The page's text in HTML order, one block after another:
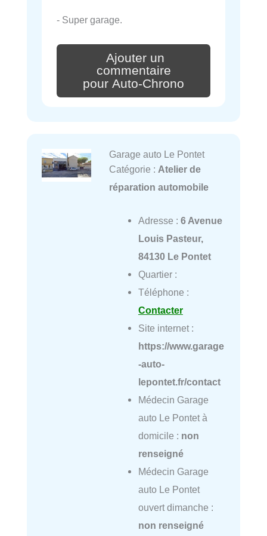
- Super garage.
Ajouter un
commentaire
pour Auto-Chrono
Garage auto Le Pontet
Catégorie : Atelier de
réparation automobile
Adresse : 6 Avenue
Louis Pasteur,
84130 Le Pontet
Quartier :
Téléphone :
Contacter
Site internet :
https://www.garage
-auto-
lepontet.fr/contact
Médecin Garage
auto Le Pontet à
domicile : non
renseigné
Médecin Garage
auto Le Pontet
ouvert dimanche :
non renseigné